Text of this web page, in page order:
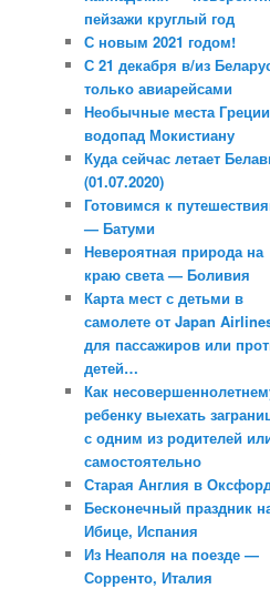
пейзажи круглый год
С новым 2021 годом!
С 21 декабря в/из
только авиарейсами
Необычные места
водопад Мокистиану
Куда сейчас летает
(01.07.2020)
Готовимся к
— Батуми
Невероятная природа на
краю света — Боливия
Карта мест с детьми в
самолете от Japan
для пассажиров или
детей…
Как
ребенку выехать
с одним из родителей
самостоятельно
Старая Англия в
Бесконечный праздник
Ибице, Испания
Из Неаполя на поезде —
Сорренто, Италия